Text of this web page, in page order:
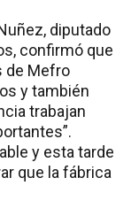
diputado
confirmó que
de Mefro
y también
trabajan
y esta tarde
que la fábrica